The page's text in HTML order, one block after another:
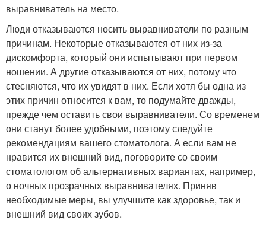
выравниватель на место.
Люди отказываются носить выравниватели по разным
причинам. Некоторые отказываются от них из-за
дискомфорта, который они испытывают при первом
ношении. А другие отказываются от них, потому что
стесняются, что их увидят в них. Если хотя бы одна из
этих причин относится к вам, то подумайте дважды,
прежде чем оставить свои выравниватели. Со временем
они станут более удобными, поэтому следуйте
рекомендациям вашего стоматолога. А если вам не
нравится их внешний вид, поговорите со своим
стоматологом об альтернативных вариантах, например,
о ночных прозрачных выравнивателях. Приняв
необходимые меры, вы улучшите как здоровье, так и
внешний вид своих зубов.